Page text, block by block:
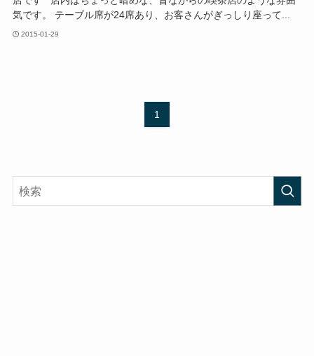
気です。 テーブル席が24席あり、お客さんがぎっしり座って...
2015-01-29
1